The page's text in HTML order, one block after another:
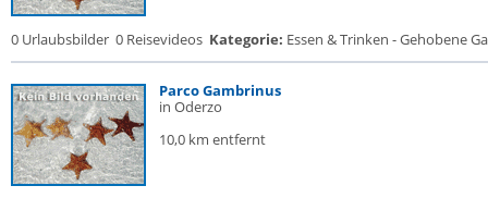
0 Urlaubsbilder 0 Reisevideos Kategorie: Essen & Trinken - Gehobene
Parco Gambrinus
in Oderzo
10,0 km entfernt